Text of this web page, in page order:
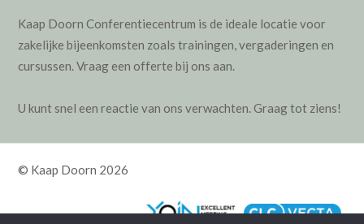
Kaap Doorn Conferentiecentrum is de ideale locatie voor
zakelijke bijeenkomsten zoalstrainingen,vergaderingen en
cursussen.Vraag een offerte bij ons aan.
U kunt snel een reactie van ons verwachten. Graag tot ziens!
© Kaap Doorn 2026